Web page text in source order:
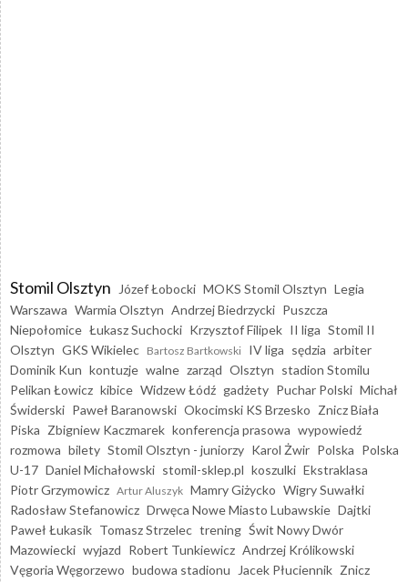
Stomil Olsztyn Józef Łobocki MOKS Stomil Olsztyn Legia
Warszawa Warmia Olsztyn Andrzej Biedrzycki Puszcza
Niepołomice Łukasz Suchocki Krzysztof Filipek II liga Stomil II
Olsztyn GKS Wikielec Bartosz Bartkowski IV liga sędzia arbiter
Dominik Kun kontuzje walne zarząd Olsztyn stadion Stomilu
Pelikan Łowicz kibice Widzew Łódź gadżety Puchar Polski Michał
Świderski Paweł Baranowski Okocimski KS Brzesko Znicz Biała
Piska Zbigniew Kaczmarek konferencja prasowa wypowiedź
rozmowa bilety Stomil Olsztyn - juniorzy Karol Żwir Polska Polska
U-17 Daniel Michałowski stomil-sklep.pl koszulki Ekstraklasa
Piotr Grzymowicz Artur Aluszyk Mamry Giżycko Wigry Suwałki
Radosław Stefanowicz Drwęca Nowe Miasto Lubawskie Dajtki
Paweł Łukasik Tomasz Strzelec trening Świt Nowy Dwór
Mazowiecki wyjazd Robert Tunkiewicz Andrzej Królikowski
Vęgoria Węgorzewo budowa stadionu Jacek Płuciennik Znicz